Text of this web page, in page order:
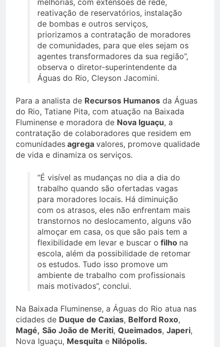
melhorias, com extensões de rede,
reativação de reservatórios, instalação
de bombas e outros serviços,
priorizamos a contratação de moradores
de comunidades, para que eles sejam os
agentes transformadores da sua região”,
observa o diretor-superintendente da
Águas do Rio, Cleyson Jacomini.
Para a analista de Recursos Humanos da Águas
do Rio, Tatiane Pita, com atuação na Baixada
Fluminense e moradora de Nova Iguaçu, a
contratação de colaboradores que residem em
comunidades agrega valores, promove qualidade
de vida e dinamiza os serviços.
“É visível as mudanças no dia a dia do
trabalho quando são ofertadas vagas
para moradores locais. Há diminuição
com os atrasos, eles não enfrentam mais
transtornos no deslocamento, alguns vão
almoçar em casa, os que são pais tem a
flexibilidade em levar e buscar o filho na
escola, além da possibilidade de retomar
os estudos. Tudo isso promove um
ambiente de trabalho com profissionais
mais motivados”, conclui.
Na Baixada Fluminense, a Águas do Rio atua nas
cidades de Duque de Caxias, Belford Roxo,
Magé, São João de Meriti, Queimados, Japeri,
Nova Iguaçu, Mesquita e Nilópolis.